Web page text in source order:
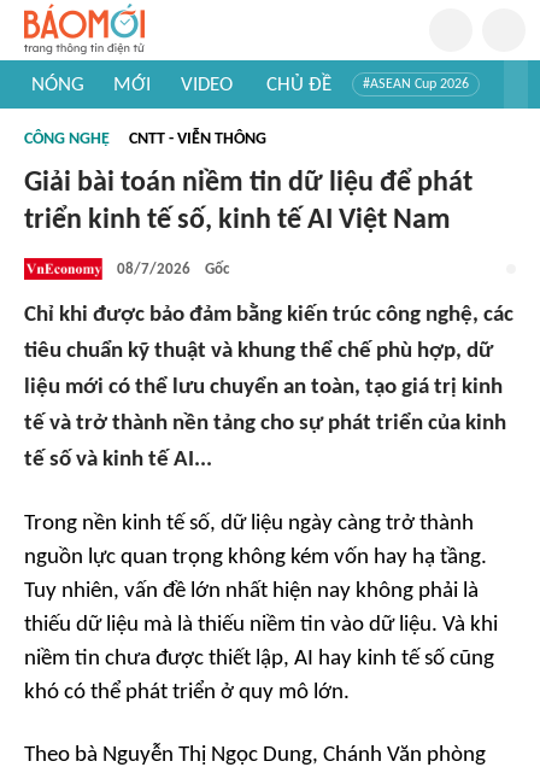
NÓNG MỚI VIDEO CHỦ ĐỀ #ASEAN Cup 2026
#Khám phá thế giới
CÔNG NGHỆ CNTT - VIỄN THÔNG
Giải bài toán niềm tin dữ liệu để phát
triển kinh tế số, kinh tế AI Việt Nam
08/7/2026 Gốc
Chỉ khi được bảo đảm bằng kiến trúc công nghệ, các
tiêu chuẩn kỹ thuật và khung thể chế phù hợp, dữ
liệu mới có thể lưu chuyển an toàn, tạo giá trị kinh
tế và trở thành nền tảng cho sự phát triển của kinh
tế số và kinh tế AI...
Trong nền kinh tế số, dữ liệu ngày càng trở thành
nguồn lực quan trọng không kém vốn hay hạ tầng.
Tuy nhiên, vấn đề lớn nhất hiện nay không phải là
thiếu dữ liệu mà là thiếu niềm tin vào dữ liệu. Và khi
niềm tin chưa được thiết lập, AI hay kinh tế số cũng
khó có thể phát triển ở quy mô lớn.
Theo bà Nguyễn Thị Ngọc Dung, Chánh Văn phòng